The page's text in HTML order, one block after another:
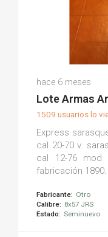
hace 6 meses
Lote Armas
1509 usuarios lo
Express
cal 20-70 v.
cal 12-76 mod
fabricación 1890.
Fabricante: Otro
Calibre: 8x57 JRS
Estado: Seminuevo